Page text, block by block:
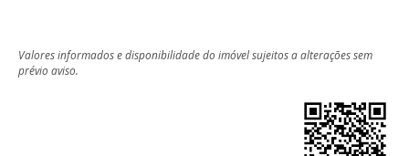
Valores informados e disponibilidade do imóvel sujeitos a alterações sem
prévio aviso.